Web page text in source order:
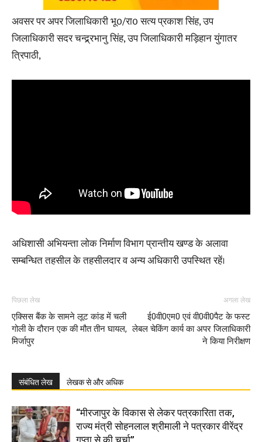
अवसर पर अपर जिलाधिकारी भू0/रा0 सत्य प्रकाश सिंह, उप
जिलाधिकारी सदर चन्द्र्र्रभानु सिंह, उप जिलाधिकारी मड़िहान युंगातर
त्रिपाठी,
अधिशासी अभियन्ता लोक निर्माण विभाग प्रान्तीय खण्ड के अलावा
सम्बन्धित तहसील के तहसीलदार व अन्य अधिकारी उपस्थित रहें।
पिछला लेख
एक्सिस बैंक के सामने लूट कांड में चली
गोली के दौरान एक की मौत तीन घायल,
मिर्जापुर
अगला लेख
ई0वी0एम0 एवं वी0वी0पैट के फस्ट
लेबल चेकिंग कार्य का अपर जिलाधिकारी
ने किया निरीक्षण
संबंधित लेख लेखक से और अधिक
“मीरजापुर के विकास से लेकर पत्रकारिता तक,
राज्य मंत्री सोहनलाल श्रीमाली ने पत्रकार वीरेंद्र
गुप्ता से की चर्चा”